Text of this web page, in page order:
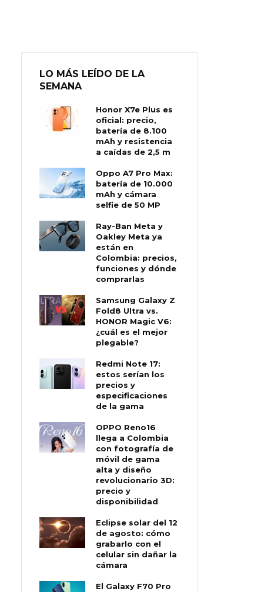
LO MÁS LEÍDO DE LA
SEMANA
Honor X7e Plus es
oficial: precio,
batería de 8.100
mAh y resistencia
a caídas de 2,5 m
Oppo A7 Pro Max:
batería de 10.000
mAh y cámara
selfie de 50 MP
Ray-Ban Meta y
Oakley Meta ya
están en
Colombia: precios,
funciones y dónde
comprarlas
Samsung Galaxy Z
Fold8 Ultra vs.
HONOR Magic V6:
¿cuál es el mejor
plegable?
Redmi Note 17:
estos serían los
precios y
especificaciones
de la gama
OPPO Reno16
llega a Colombia
con fotografía de
móvil de gama
alta y diseño
revolucionario 3D:
precio y
disponibilidad
Eclipse solar del 12
de agosto: cómo
grabarlo con el
celular sin dañar la
cámara
El Galaxy F70 Pro